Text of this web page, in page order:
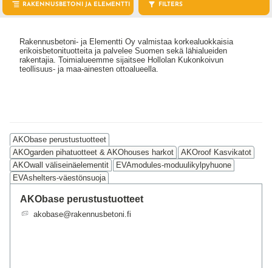
RAKENNUSBETONI JA ELEMENTTI FILTERS
Rakennusbetoni- ja Elementti Oy valmistaa korkealuokkaisia
erikoisbetonituotteita ja palvelee Suomen sekä lähialueiden
rakentajia. Toimialueemme sijaitsee Hollolan Kukonkoivun
teollisuus- ja maa-ainesten ottoalueella.
AKObase perustustuotteet
AKOgarden pihatuotteet & AKOhouses harkot
AKOroof Kasvikatot
AKOwall väliseinäelementit
EVAmodules-moduulikylpyhuone
EVAshelters-väestönsuoja
AKObase perustustuotteet
akobase@rakennusbetoni.fi